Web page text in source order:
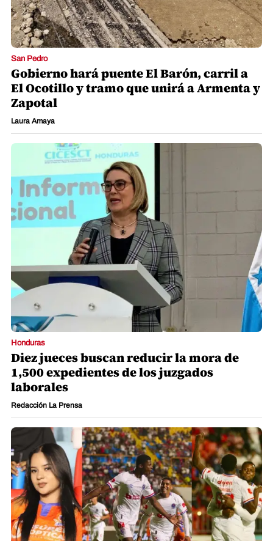
San Pedro
Gobierno hará puente El Barón, carril a
El Ocotillo y tramo que unirá a Armenta y
Zapotal
Laura Amaya
Honduras
Diez jueces buscan reducir la mora de
1,500 expedientes de los juzgados
laborales
Redacción La Prensa